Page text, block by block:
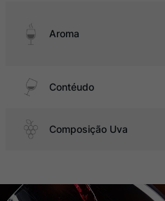
Aroma
Contéudo
Composição Uva